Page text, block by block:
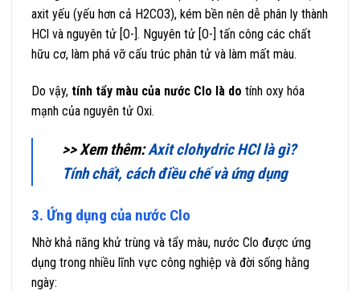
axit yếu (yếu hơn cả H2CO3), kém bền nên dễ phân ly thành
HCl và nguyên tử [O-]. Nguyên tử [O-] tấn công các chất
hữu cơ, làm phá vỡ cấu trúc phân tử và làm mất màu.
Do vậy, tính tẩy màu của nước Clo là do tính oxy hóa
mạnh của nguyên tử Oxi.
>> Xem thêm:Axit clohydric HCl là gì?
Tính chất, cách điều chế và ứng dụng
3. Ứng dụng của nước Clo
Nhờ khả năng khử trùng và tẩy màu, nước Clo được ứng
dụng trong nhiều lĩnh vực công nghiệp và đời sống hằng
ngày: